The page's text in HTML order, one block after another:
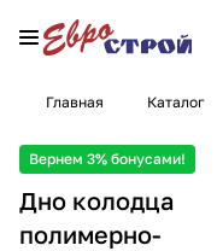
Главная Каталог
Вернем 3% бонусами!
Дно колодца
полимерно-